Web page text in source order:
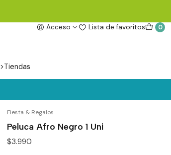
Acceso Lista de favoritos 0
>Tiendas
Fiesta & Regalos
Peluca Afro Negro 1 Uni
$3.990